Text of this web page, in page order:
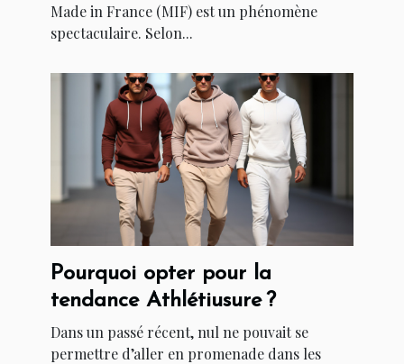
Made in France (MIF) est un phénomène
spectaculaire. Selon...
Pourquoi opter pour la
tendance Athlétiusure ?
Dans un passé récent, nul ne pouvait se
permettre d’aller en promenade dans les